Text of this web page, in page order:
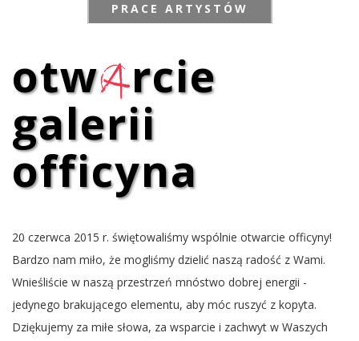
PRACE ARTYSTÓW
otwarcie
galerii
officyna
20 czerwca 2015 r. świętowaliśmy wspólnie otwarcie officyny!
Bardzo nam miło, że mogliśmy dzielić naszą radość z Wami.
Wnieśliście w naszą przestrzeń mnóstwo dobrej energii -
jedynego brakującego elementu, aby móc ruszyć z kopyta.
Dziękujemy za miłe słowa, za wsparcie i zachwyt w Waszych